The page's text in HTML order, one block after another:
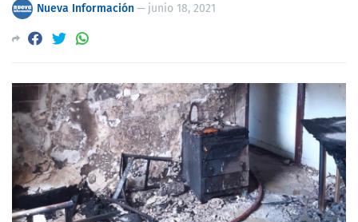
Nueva Información— junio 18, 2021